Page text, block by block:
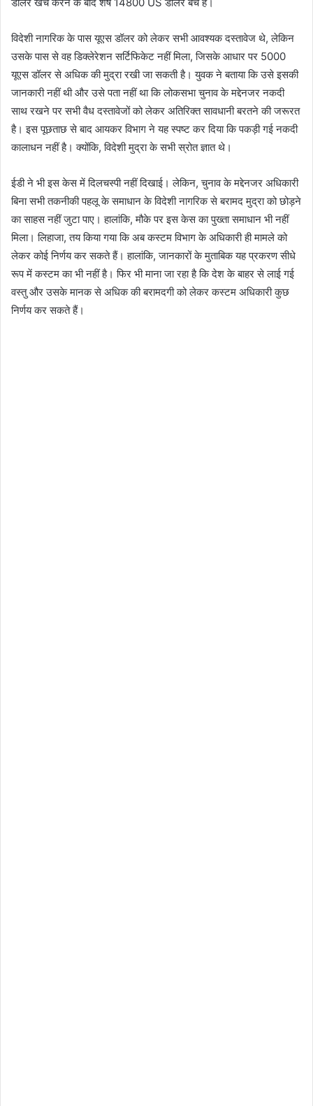
विदेशी नागरिक के पास यूएस डॉलर को लेकर सभी आवश्यक दस्तावेज थे, लेकिन
उसके पास से वह डिक्लेरेशन सर्टिफिकेट नहीं मिला, जिसके आधार पर 5000
यूएस डॉलर से अधिक की मुद्रा रखी जा सकती है। युवक ने बताया कि उसे इसकी
जानकारी नहीं थी और उसे पता नहीं था कि लोकसभा चुनाव के मद्देनजर नकदी
साथ रखने पर सभी वैध दस्तावेजों को लेकर अतिरिक्त सावधानी बरतने की जरूरत
है। इस पूछताछ से बाद आयकर विभाग ने यह स्पष्ट कर दिया कि पकड़ी गई नकदी
कालाधन नहीं है। क्योंकि, विदेशी मुद्रा के सभी स्रोत ज्ञात थे।
ईडी ने भी इस केस में दिलचस्पी नहीं दिखाई। लेकिन, चुनाव के मद्देनजर अधिकारी
बिना सभी तकनीकी पहलू के समाधान के विदेशी नागरिक से बरामद मुद्रा को छोड़ने
का साहस नहीं जुटा पाए। हालांकि, मौके पर इस केस का पुख्ता समाधान भी नहीं
मिला। लिहाजा, तय किया गया कि अब कस्टम विभाग के अधिकारी ही मामले को
लेकर कोई निर्णय कर सकते हैं। हालांकि, जानकारों के मुताबिक यह प्रकरण सीधे
रूप में कस्टम का भी नहीं है। फिर भी माना जा रहा है कि देश के बाहर से लाई गई
वस्तु और उसके मानक से अधिक की बरामदगी को लेकर कस्टम अधिकारी कुछ
निर्णय कर सकते हैं।